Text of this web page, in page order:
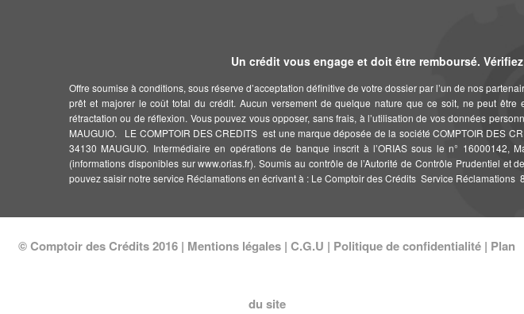
Un crédit vous engage et doit être remboursé.
Offre soumise à conditions, sous réserve d’acceptation définitive de votre dossier par l’un de nos
prêt et majorer le coût total du crédit. Aucun versement de quelque nature que ce soit, ne peut être
rétractation ou de réflexion. Vous pouvez vous opposer, sans frais, à l’utilisation de vos données
MAUGUIO. LE COMPTOIR DES CREDITS est une marque déposée de la société COMPTOIR DES
34130 MAUGUIO. Intermédiaire en opérations de banque inscrit à l’ORIAS sous le n° 16000142,
(informations disponibles sur www.orias.fr). Soumis au contrôle de l’Autorité de Contrôle Prudentiel et
pouvez saisir notre service Réclamations en écrivant à : Le Comptoir des Crédits  Service Réclamations 
© Comptoir des Crédits 2016 | Mentions légales | C.G.U | Politique de confidentialité | Plan
du site